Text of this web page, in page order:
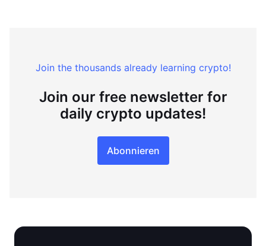
Join the thousands already learning crypto!
Join our free newsletter for
daily crypto updates!
Abonnieren